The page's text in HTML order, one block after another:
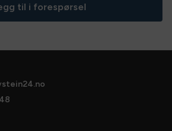
til i forespørsel